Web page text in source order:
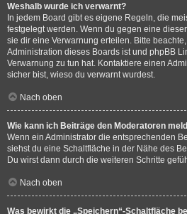
Weshalb wurde ich verwarnt?
In jedem Board gibt es eigene Regeln, die
festgelegt werden. Wenn du gegen eine
sie dir eine Verwarnung erteilen. Bitte
Administration dieses Boards ist und phpBB
Verwarnung zu tun hat. Kontaktiere einen
sicher bist, wieso du verwarnt wurdest.
Nach oben
Wie kann ich Beiträge den Moderatoren
Wenn ein Administrator die entsprechenden
siehst du eine Schaltfläche in der Nähe des
Du wirst dann durch die weiteren Schritte
Nach oben
Was bewirkt die „Speichern“-Schaltfläche